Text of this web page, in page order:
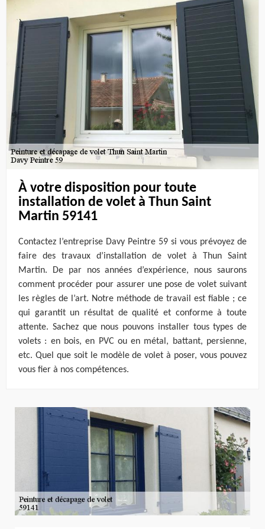
À votre disposition pour toute
installation de volet à Thun Saint
Martin 59141
Contactez l’entreprise Davy Peintre 59 si vous prévoyez de
faire des travaux d’installation de volet à Thun Saint
Martin. De par nos années d’expérience, nous saurons
comment procéder pour assurer une pose de volet suivant
les règles de l’art. Notre méthode de travail est fiable ; ce
qui garantit un résultat de qualité et conforme à toute
attente. Sachez que nous pouvons installer tous types de
volets : en bois, en PVC ou en métal, battant, persienne,
etc. Quel que soit le modèle de volet à poser, vous pouvez
vous fier à nos compétences.